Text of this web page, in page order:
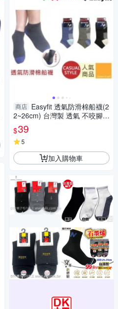
商店 Easyfit 透氣防滑棉船襪(2
2~26cm) 台灣製 透氣 不咬腳
耐穿 船襪 襪 襪子【愛買】
$39
5
加入購物車